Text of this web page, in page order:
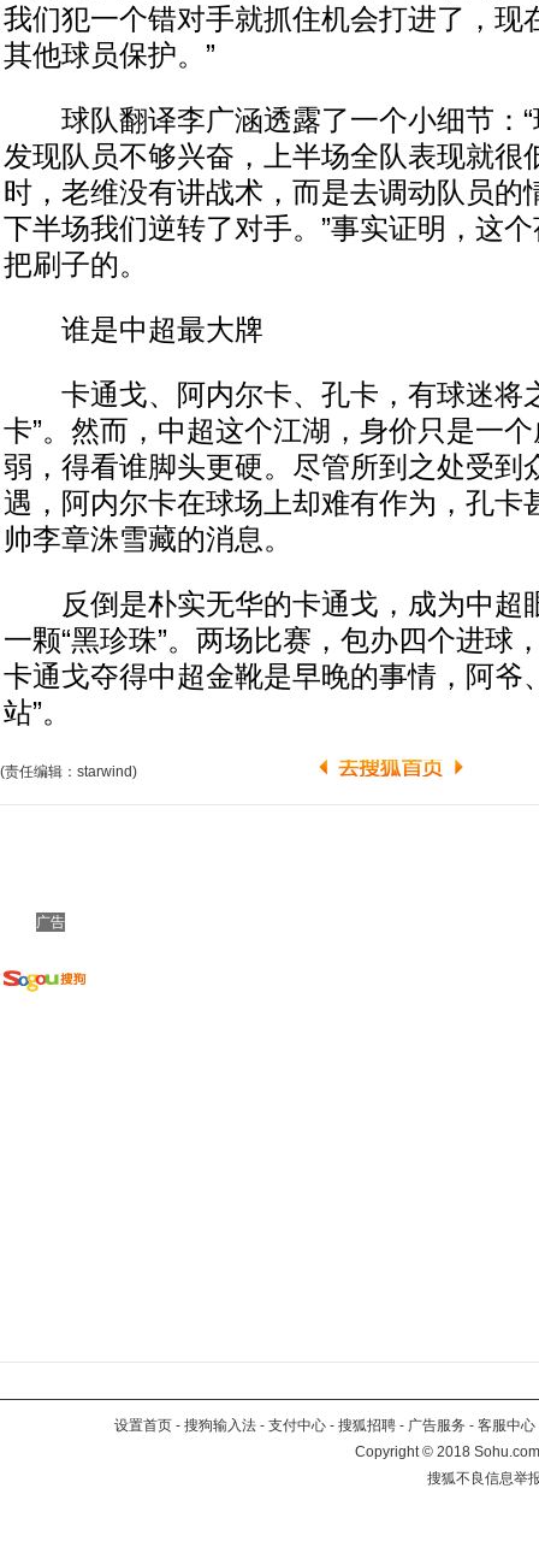
我们犯一个错对手就抓住机会打进了，现
其他球员保护。”
球队翻译李广涵透露了一个小细节：“
发现队员不够兴奋，上半场全队表现就很
时，老维没有讲战术，而是去调动队员的
下半场我们逆转了对手。”事实证明，这
把刷子的。
谁是中超最大牌
卡通戈、阿内尔卡、孔卡，有球迷将
卡”。然而，中超这个江湖，身价只是一
弱，得看谁脚头更硬。尽管所到之处受到
遇，阿内尔卡在球场上却难有作为，孔卡
帅李章洙雪藏的消息。
反倒是朴实无华的卡通戈，成为中超
一颗“黑珍珠”。两场比赛，包办四个进球
卡通戈夺得中超金靴是早晚的事情，阿爷
站”。
(责任编辑：starwind)
广告
设置首页 - 搜狗输入法 - 支付中心 - 搜狐招聘 - 广告服务 - 客服中心
Copyright©2018
搜狐不良信息举